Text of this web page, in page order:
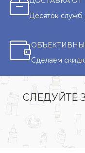
Десяток служб
Сделаем
СЛЕДУЙТЕ